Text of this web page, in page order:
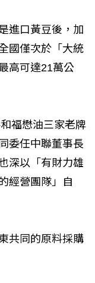
進口黃豆後，加
國僅次於「大統
高可達21萬公
福懋油三家老牌
委任中聯董事長
深以「有財力雄
經營團隊」自
共同的原料採購